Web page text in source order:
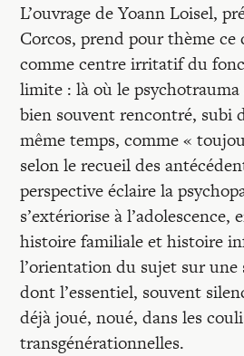
Mon panier
Mon compte
L’ouvrage de Yoann Loisel,
Corcos, prend pour thème ce
comme centre irritatif du
limite : là où le
bien souvent rencontré, subi
même temps, comme «
selon le recueil des
perspective éclaire la
s’extériorise à l’adolescence,
histoire familiale et histoire
l’orientation du sujet sur
dont l’essentiel, souvent
déjà joué, noué, dans les
transgénérationnelles.